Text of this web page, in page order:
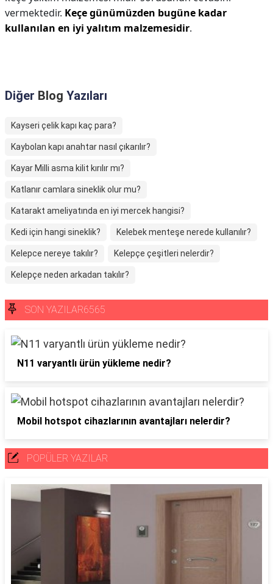
vermektedir. Keçe günümüzden bugüne kadar
kullanılan en iyi yalıtım malzemesidir.
Diğer Blog Yazıları
Kayseri çelik kapı kaç para?
Kaybolan kapı anahtar nasıl çıkarılır?
Kayar Milli asma kilit kırılır mı?
Katlanır camlara sineklik olur mu?
Katarakt ameliyatında en iyi mercek hangisi?
Kedi için hangi sineklik? Kelebek menteşe nerede kullanılır?
Kelepce nereye takılır? Kelepçe çeşitleri nelerdir?
Kelepçe neden arkadan takılır?
SON YAZILAR6565
N11 varyantlı ürün yükleme nedir?
Mobil hotspot cihazlarının avantajları nelerdir?
POPÜLER YAZILAR